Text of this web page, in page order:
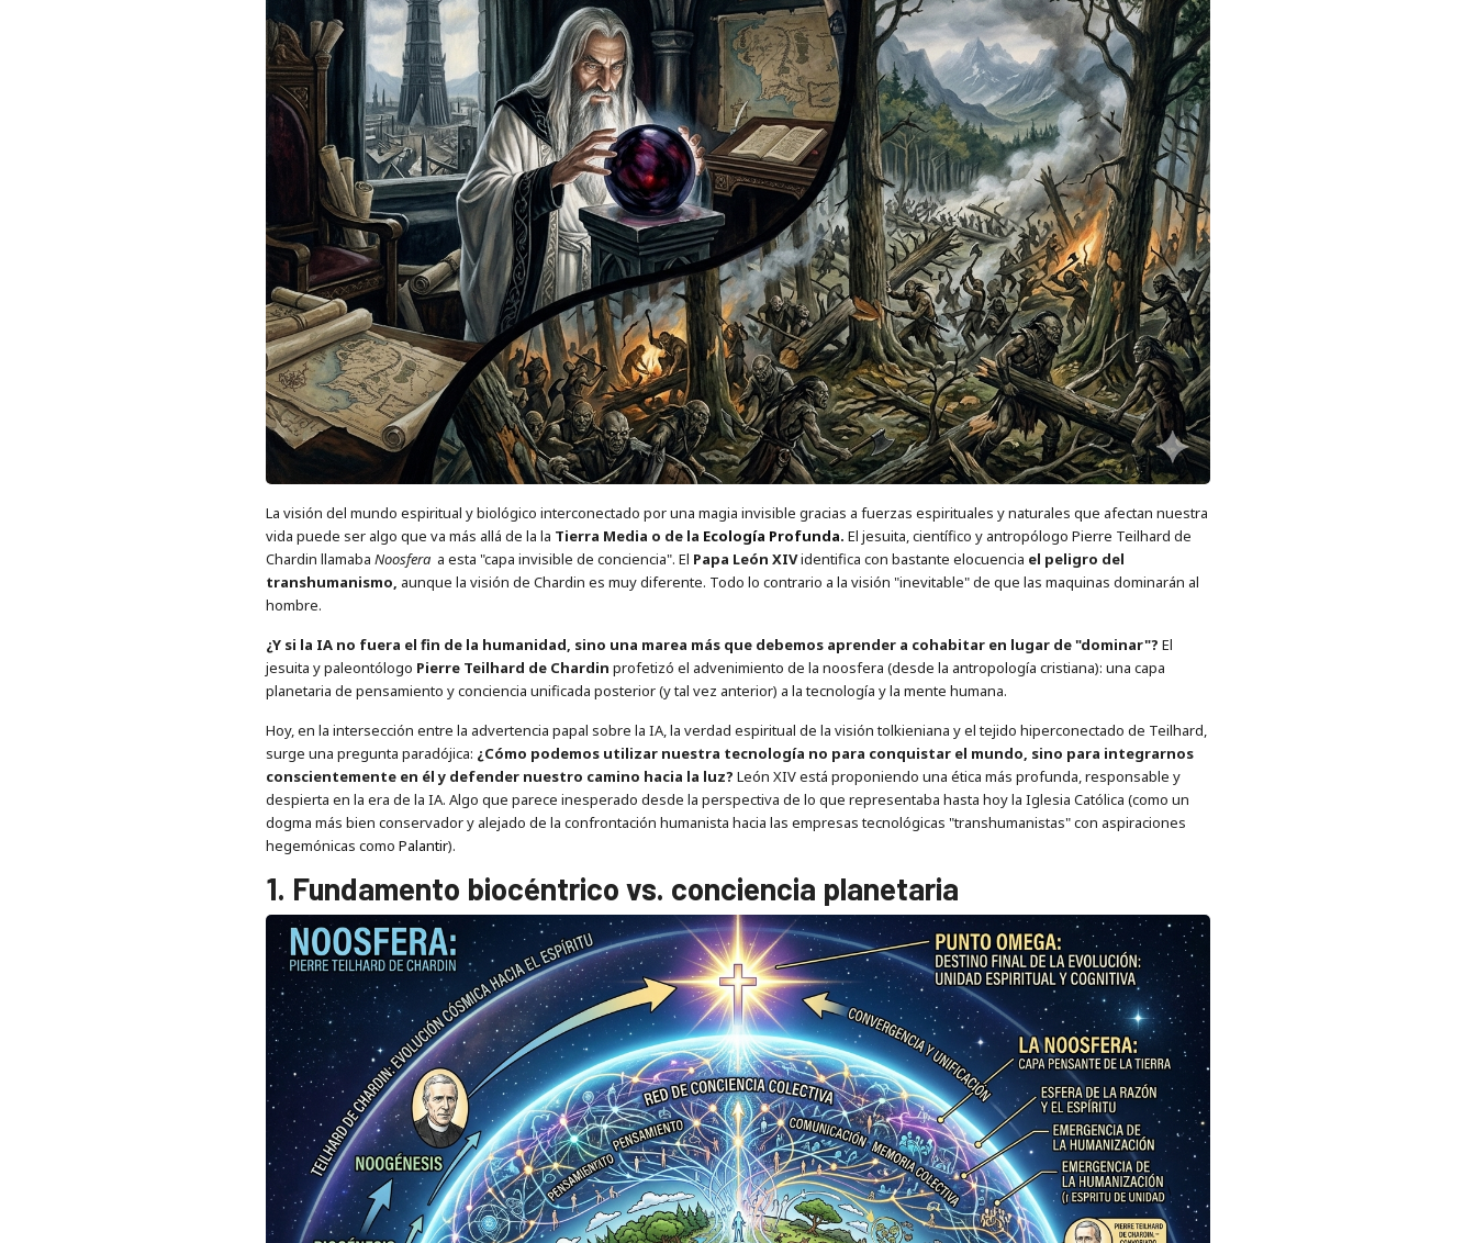
La visión del mundo espiritual y biológico interconectado por una magia invisible gracias a fuerzas espirituales y naturales que afectan nuestra
vida puede ser algo que va más allá de la la Tierra Media o de la Ecología Profunda. El jesuita, científico y antropólogo Pierre Teilhard de
Chardin llamaba Noosferaa esta "capa invisible de conciencia". El Papa León XIVidentifica con bastante elocuencia el peligro del
transhumanismo, aunque la visión de Chardin es muy diferente. Todo lo contrario a la visión "inevitable" de que las maquinas dominarán al
hombre.
¿Y si la IA no fuera el fin de la humanidad, sino una marea más que debemos aprender a cohabitar en lugar de "dominar"? El
jesuita y paleontólogo Pierre Teilhard de Chardin profetizó el advenimiento de la noosfera (desde la antropología cristiana): una capa
planetaria de pensamiento y conciencia unificada posterior (y tal vez anterior) a la tecnología y la mente humana.
Hoy, en la intersección entre la advertencia papal sobre la IA, la verdad espiritual de la visión tolkieniana y el tejido hiperconectado de Teilhard,
surge una pregunta paradójica: ¿Cómo podemos utilizar nuestra tecnología no para conquistar el mundo, sino para integrarnos
conscientemente en él y defender nuestro camino hacia la luz? León XIV está proponiendo una ética más profunda, responsable y
despierta en la era de la IA. Algo que parece inesperado desde la perspectiva de lo que representaba hasta hoy la Iglesia Católica (como un
dogma más bien conservador y alejado de la confrontación humanista hacia las empresas tecnológicas "transhumanistas" con aspiraciones
hegemónicas como Palantir).
1. Fundamento biocéntrico vs. conciencia planetaria